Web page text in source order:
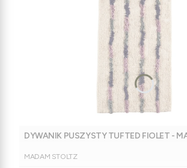
DYWANIK PUSZYSTY TUFTED FIOLET -
PRODUCENT
MADAM STOLTZ